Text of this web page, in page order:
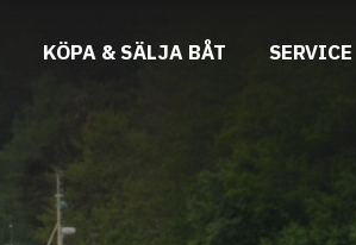
KÖPA & SÄLJA BÅT SERVICE